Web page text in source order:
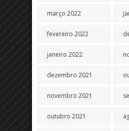
março 2022
fevereiro 2022
janeiro 2022
dezembro 2021
novembro 2021
outubro 2021